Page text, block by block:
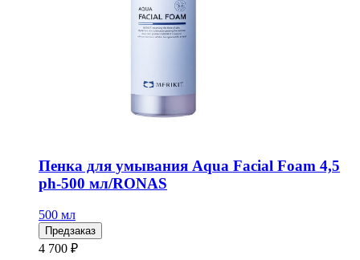
Пенка для умывания Aqua Facial Foam 4,5
ph-500 мл/RONAS
500 мл
Предзаказ
4 700 ₽